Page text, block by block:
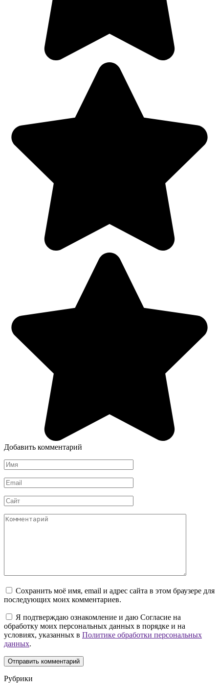
Добавить комментарий
Имя
*
Email
*
Сайт
Комментарий
Сохранить моё имя, email и адрес сайта в этом браузере для
последующих моих комментариев.
Я подтверждаю ознакомление и даю Согласие на
обработку моих персональных данных в порядке и на
условиях, указанных в Политике обработки персональных
данных.
Рубрики